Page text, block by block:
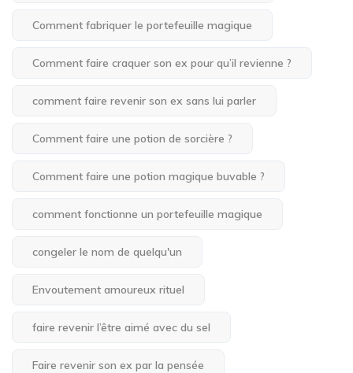
Comment fabriquer le portefeuille magique
Comment faire craquer son ex pour qu’il revienne ?
comment faire revenir son ex sans lui parler
Comment faire une potion de sorcière ?
Comment faire une potion magique buvable ?
comment fonctionne un portefeuille magique
congeler le nom de quelqu'un
Envoutement amoureux rituel
faire revenir l’être aimé avec du sel
Faire revenir son ex par la pensée